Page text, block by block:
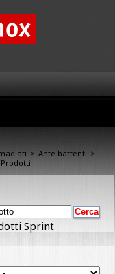
> Ante battenti >
Sprint